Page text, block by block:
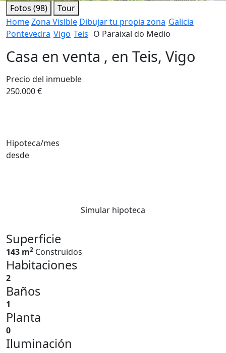
Fotos (98)
Tour
HomeZona Vislble Dibujar tu propia zona Galicia
Pontevedra Vigo Teis O Paraixal do Medio
Casa en venta , en Teis, Vigo
Precio del inmueble
250.000 €
Hipoteca/mes
desde
Simular hipoteca
Superficie
143 m2 Construidos
Habitaciones
2
Baños
1
Planta
0
Iluminación